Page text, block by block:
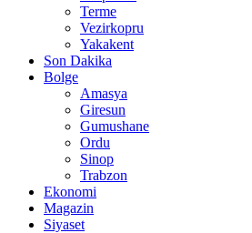
Terme
Vezirkopru
Yakakent
Son Dakika
Bolge
Amasya
Giresun
Gumushane
Ordu
Sinop
Trabzon
Ekonomi
Magazin
Siyaset